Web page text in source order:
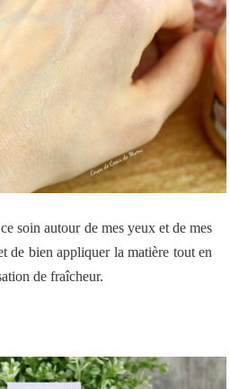
soin autour de mes yeux et de mes
de bien appliquer la matière tout en
de fraîcheur.